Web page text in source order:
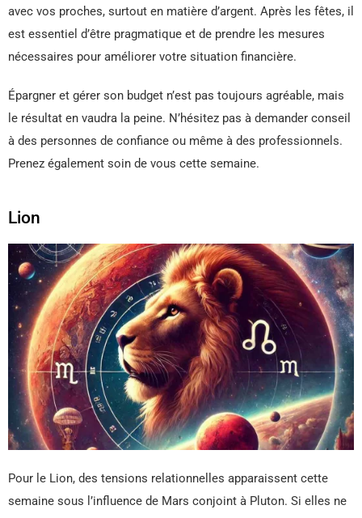
avec vos proches, surtout en matière d’argent. Après les fêtes, il
est essentiel d’être pragmatique et de prendre les mesures
nécessaires pour améliorer votre situation financière.
Épargner et gérer son budget n’est pas toujours agréable, mais
le résultat en vaudra la peine. N’hésitez pas à demander conseil
à des personnes de confiance ou même à des professionnels.
Prenez également soin de vous cette semaine.
Lion
Pour le Lion, des tensions relationnelles apparaissent cette
semaine sous l’influence de Mars conjoint à Pluton. Si elles ne